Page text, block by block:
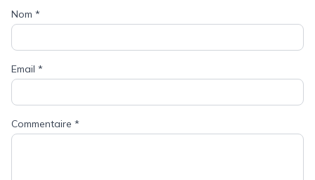
Nom *
Email *
Commentaire *